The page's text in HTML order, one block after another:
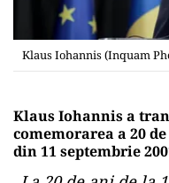
Klaus Iohannis (Inquam
Klaus Iohannis a
comemorarea a 20
din 11 septembrie